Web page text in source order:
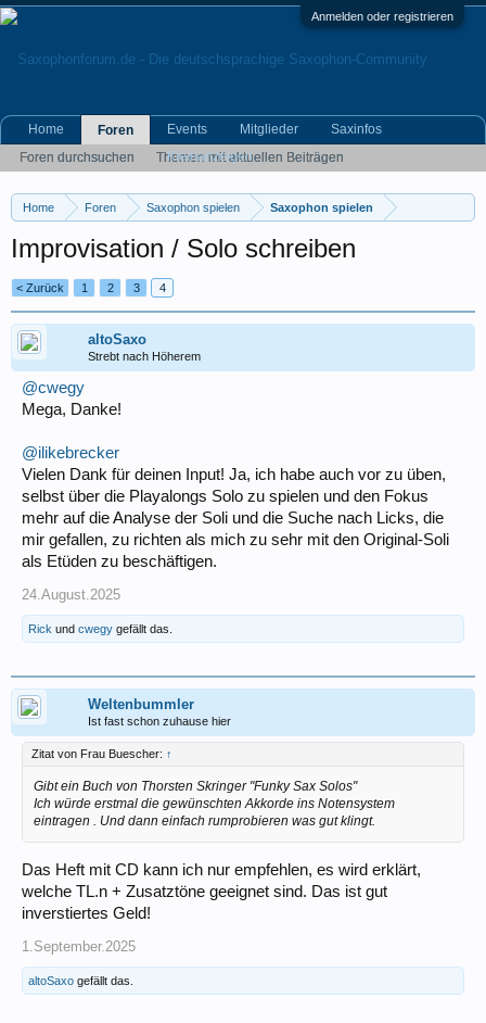
Anmelden oder registrieren
Home Foren Saxophon spielen Saxophon spielen
Improvisation / Solo schreiben
< Zurück 1 2 3 4
altoSaxo
Strebt nach Höherem
@cwegy
Mega, Danke!
@ilikebrecker
Vielen Dank für deinen Input! Ja, ich habe auch vor zu üben,
selbst über die Playalongs Solo zu spielen und den Fokus
mehr auf die Analyse der Soli und die Suche nach Licks, die
mir gefallen, zu richten als mich zu sehr mit den Original-Soli
als Etüden zu beschäftigen.
24.August.2025
Rick und cwegy gefällt das.
Weltenbummler
Ist fast schon zuhause hier
Zitat von Frau Buescher: ↑
Gibt ein Buch von Thorsten Skringer "Funky Sax Solos"
Ich würde erstmal die gewünschten Akkorde ins Notensystem
eintragen . Und dann einfach rumprobieren was gut klingt.
Das Heft mit CD kann ich nur empfehlen, es wird erklärt,
welche TL.n + Zusatztöne geeignet sind. Das ist gut
inverstiertes Geld!
1.September.2025
altoSaxo gefällt das.
Home
Foren
Foren durchsuchen
Themen mit aktuellen Beiträgen
Events Mitglieder
Saxinfos
Kleinanzeigen